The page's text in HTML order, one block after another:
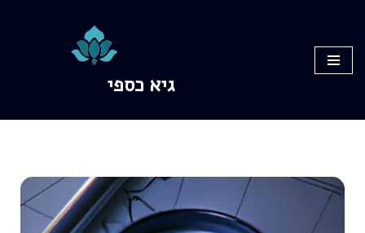
Skip
גיא כספי